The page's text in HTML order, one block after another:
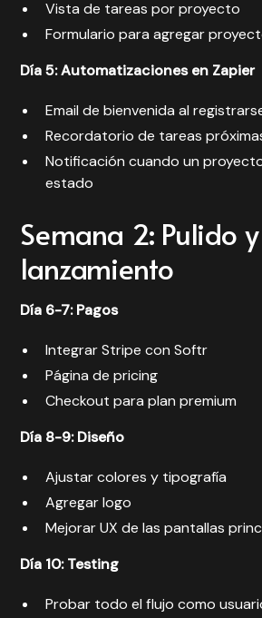
Vista de tareas por proyecto
Formulario para agregar
Día 5: Automatizaciones en Zapier
Email de bienvenida al
Recordatorio de tareas
Notificación cuando un
estado
Semana 2: Pulido y
lanzamiento
Día 6-7: Pagos
Integrar Stripe con Softr
Página de pricing
Checkout para plan premium
Día 8-9: Diseño
Ajustar colores y tipografía
Agregar logo
Mejorar UX de las pantallas
Día 10: Testing
Probar todo el flujo como